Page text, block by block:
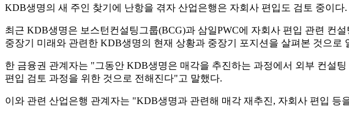
KDB생명의 새 주인 찾기에 난항을 겪자 산업은행은 자회사 편입도 검토 중이다.
최근 KDB생명은 보스턴컨설팅그룹(BCG)과 삼일PWC에 자회사 편입 관련 컨
중장기 미래와 관련한 KDB생명의 현재 상황과 중장기 포지션을 살펴본 것으로
한 금융권 관계자는 "그동안 KDB생명은 매각을 추진하는 과정에서 외부 컨설
편입 검토 과정을 위한 것으로 전해진다"고 말했다.
이와 관련 산업은행 관계자는 "KDB생명과 관련해 매각 재추진, 자회사 편입 등